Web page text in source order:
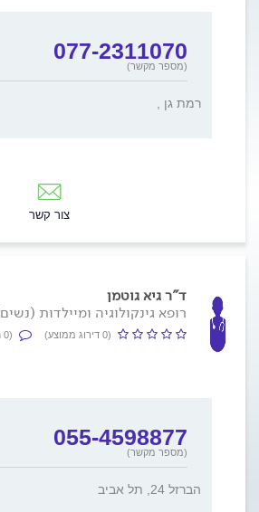
077-2311070
(מספר מקשר)
, רמת גן
צור קשר
ד"ר גיא גוטמן
רופא גינקולוגיה ומיילדות
(0 דירוג ממוצע) (0 חוות דעת)
055-4598877
(מספר מקשר)
הברזל 24, תל אביב